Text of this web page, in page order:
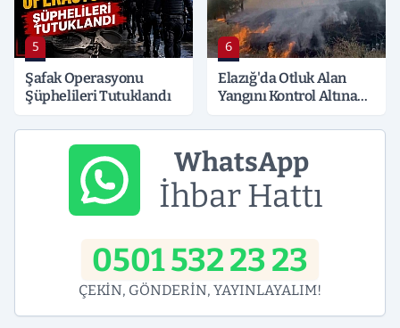
5
Şafak Operasyonu
Şüphelileri Tutuklandı
6
Elazığ'da Otluk Alan
Yangını Kontrol Altına
WhatsApp
İhbar Hattı
0501 532 23 23
ÇEKİN, GÖNDERİN, YAYINLAYALIM!